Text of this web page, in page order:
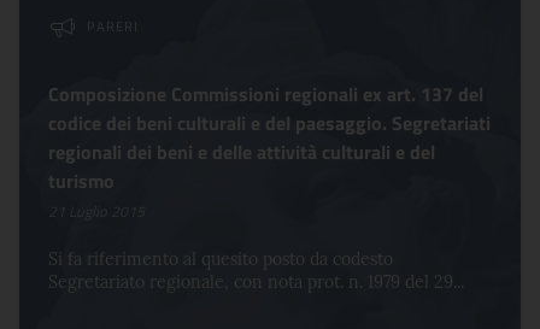
PARERI
Composizione Commissioni regionali ex art. 137 del
codice dei beni culturali e del paesaggio. Segretariati
regionali dei beni e delle attività culturali e del
turismo
21 Luglio 2015
Si fa riferimento al quesito posto da codesto
Segretariato regionale, con nota prot. n. 1979 del 29...